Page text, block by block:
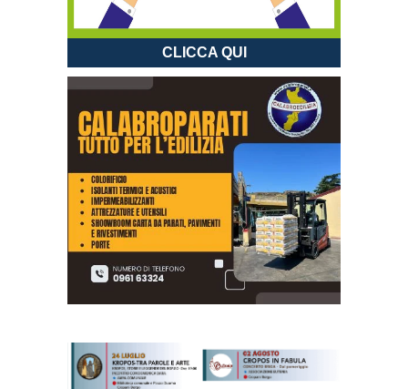
CLICCA QUI